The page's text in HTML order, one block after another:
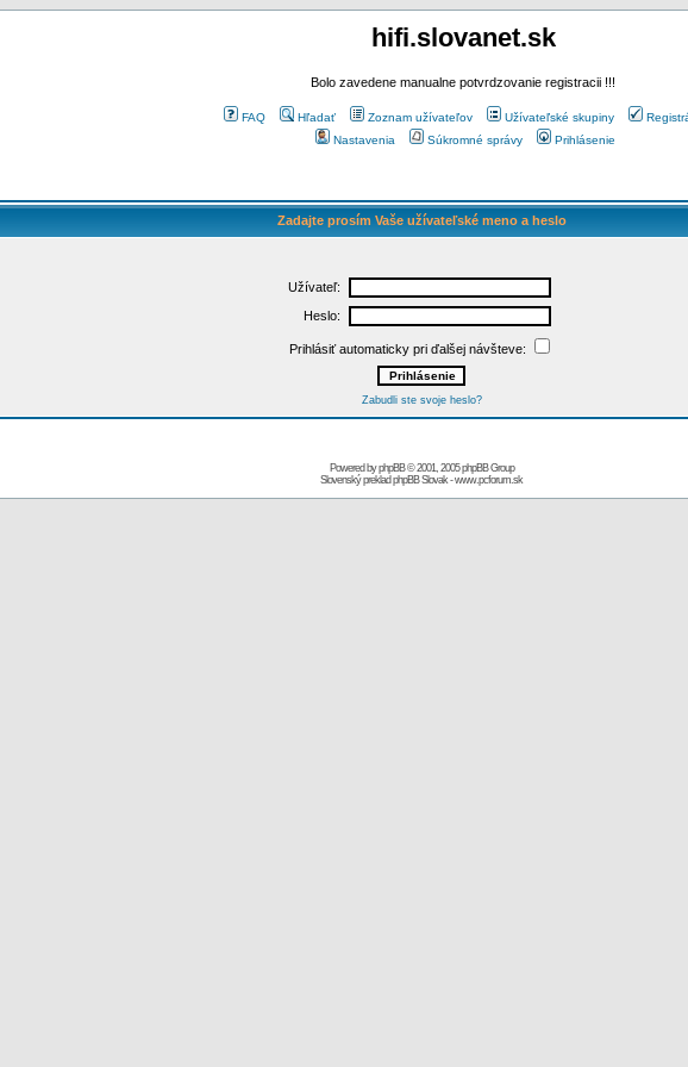
hifi.slovanet.sk
Bolo zavedene manualne potvrdzovanie registracii !!!
FAQ Hľadať Zoznam užívateľov Užívateľské skupiny
Nastavenia
Súkromné správy Prihlásenie
Zadajte prosím Vaše užívateľské meno a heslo
Užívateľ:
Heslo:
Prihlásiť automaticky pri ďalšej návšteve:
Zabudli ste svoje heslo?
Powered byphpBB© 2001, 2005 phpBB Group
Slovenský preklad phpBB Slovak-www.pcforum.sk